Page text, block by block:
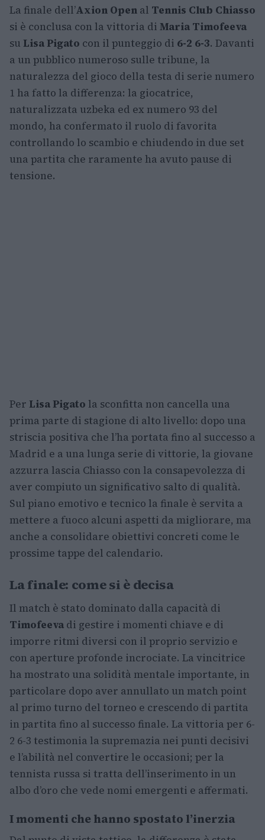
La finale dell’Axion Open al Tennis Club Chiasso
si è conclusa con la vittoria di Maria Timofeeva
su Lisa Pigato con il punteggio di 6-2 6-3. Davanti
a un pubblico numeroso sulle tribune, la
naturalezza del gioco della testa di serie numero
1 ha fatto la differenza: la giocatrice,
naturalizzata uzbeka ed ex numero 93 del
mondo, ha confermato il ruolo di favorita
controllando lo scambio e chiudendo in due set
una partita che raramente ha avuto pause di
tensione.
Per Lisa Pigato la sconfitta non cancella una
prima parte di stagione di alto livello: dopo una
striscia positiva che l’ha portata fino al successo a
Madrid e a una lunga serie di vittorie, la giovane
azzurra lascia Chiasso con la consapevolezza di
aver compiuto un significativo salto di qualità.
Sul piano emotivo e tecnico la finale è servita a
mettere a fuoco alcuni aspetti da migliorare, ma
anche a consolidare obiettivi concreti come le
prossime tappe del calendario.
La finale: come si è decisa
Il match è stato dominato dalla capacità di
Timofeeva di gestire i momenti chiave e di
imporre ritmi diversi con il proprio servizio e
con aperture profonde incrociate. La vincitrice
ha mostrato una solidità mentale importante, in
particolare dopo aver annullato un match point
al primo turno del torneo e crescendo di partita
in partita fino al successo finale. La vittoria per 6-
2 6-3 testimonia la supremazia nei punti decisivi
e l’abilità nel convertire le occasioni; per la
tennista russa si tratta dell’inserimento in un
albo d’oro che vede nomi emergenti e affermati.
I momenti che hanno spostato l’inerzia